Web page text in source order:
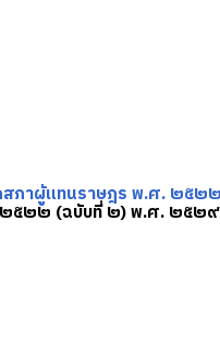
ภาผู้แทนราษฎร พ.ศ. ๒๕๒๒
๒๒ (ฉบับที่ ๒) พ.ศ. ๒๕๒๙